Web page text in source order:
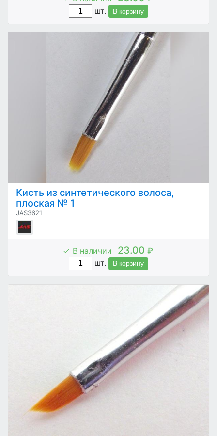
шт.
В корзину
Кисть из синтетического волоса,
плоская № 1
JAS3621
В наличии 23.00 ₽
шт.
В корзину